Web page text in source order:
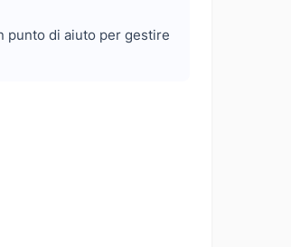
punto di aiuto per gestire